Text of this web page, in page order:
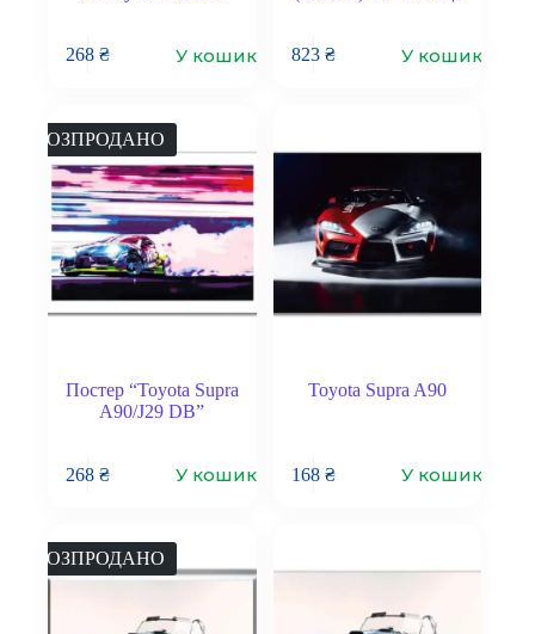
268₴ У кошик 823 ₴ У кошик
РОЗПРОДАНО
Постер “Toyota Supra
A90/J29 DB”
268₴ У кошик
Toyota Supra A90
168 ₴ У кошик
РОЗПРОДАНО